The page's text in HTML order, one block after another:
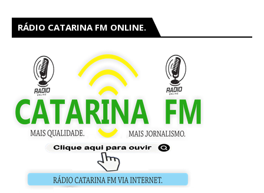
RÁDIO CATARINA FM ONLINE.